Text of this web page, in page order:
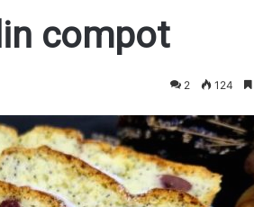
compot
2 124